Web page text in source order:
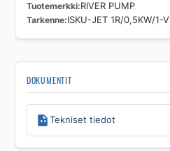
Tuotemerkki RIVER PUMP
Tarkenne ISKU-JET 1R/0,5KW/1-V
DOKUMENTIT
Tekniset tiedot